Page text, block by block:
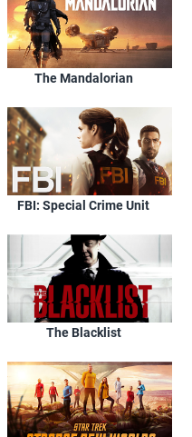
The Mandalorian
FBI: Special Crime Unit
The Blacklist